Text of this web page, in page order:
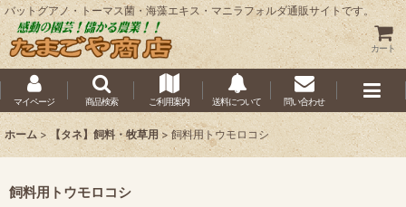
バットグアノ・トーマス菌・海藻エキス・マニラフォルダ通販サイトです。
カート
マイページ 商品検索 ご利用案内 送料について 問い合わせ
ホーム > 【タネ】飼料・牧草用 > 飼料用トウモロコシ
飼料用トウモロコシ